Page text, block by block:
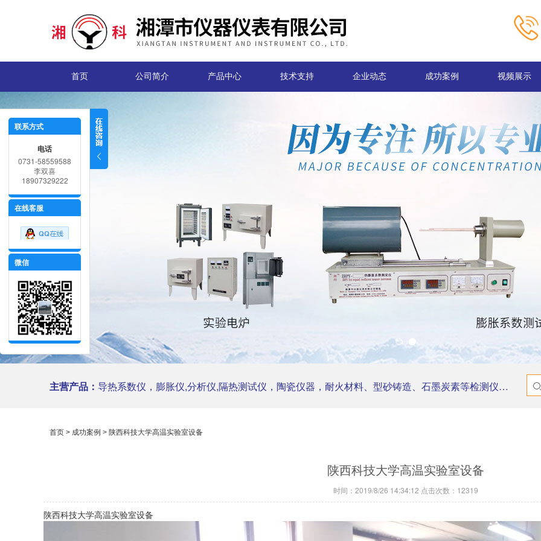
首页 公司简介 产品中心 技术支持 企业动态 成功案例 视频展示
主营产品： 导热系数仪，膨胀仪,分析仪,隔热测试仪，陶瓷仪器，耐火材料、型砂铸造、石墨炭素等检测仪器，实验电炉，研磨机等。
首页 > 成功案例 > 陕西科技大学高温实验室设备
陕西科技大学高温实验室设备
时间：2019/8/26 14:34:12 点击次数：12319
陕西科技大学高温实验室设备
联系方式
电话
0731-58559588
李双喜
18907329222
在线客服
微信